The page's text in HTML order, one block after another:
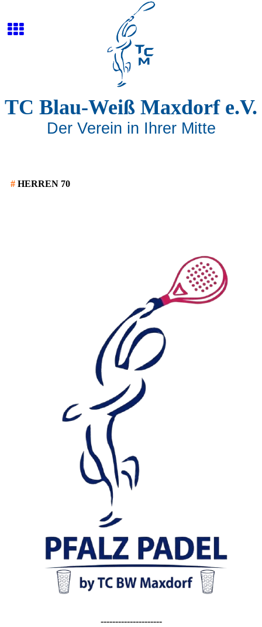
TC Blau-Weiß Maxdorf e.V.
Der Verein in Ihrer Mitte
#HERREN 70
---------------------